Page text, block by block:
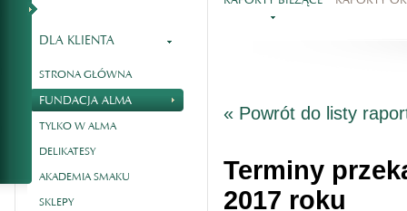
DLA KLIENTA
STRONA GŁÓWNA
FUNDACJA ALMA
TYLKO W ALMA
DELIKATESY
AKADEMIA SMAKU
SKLEPY
« Powrót do listy
Terminy
2017 roku